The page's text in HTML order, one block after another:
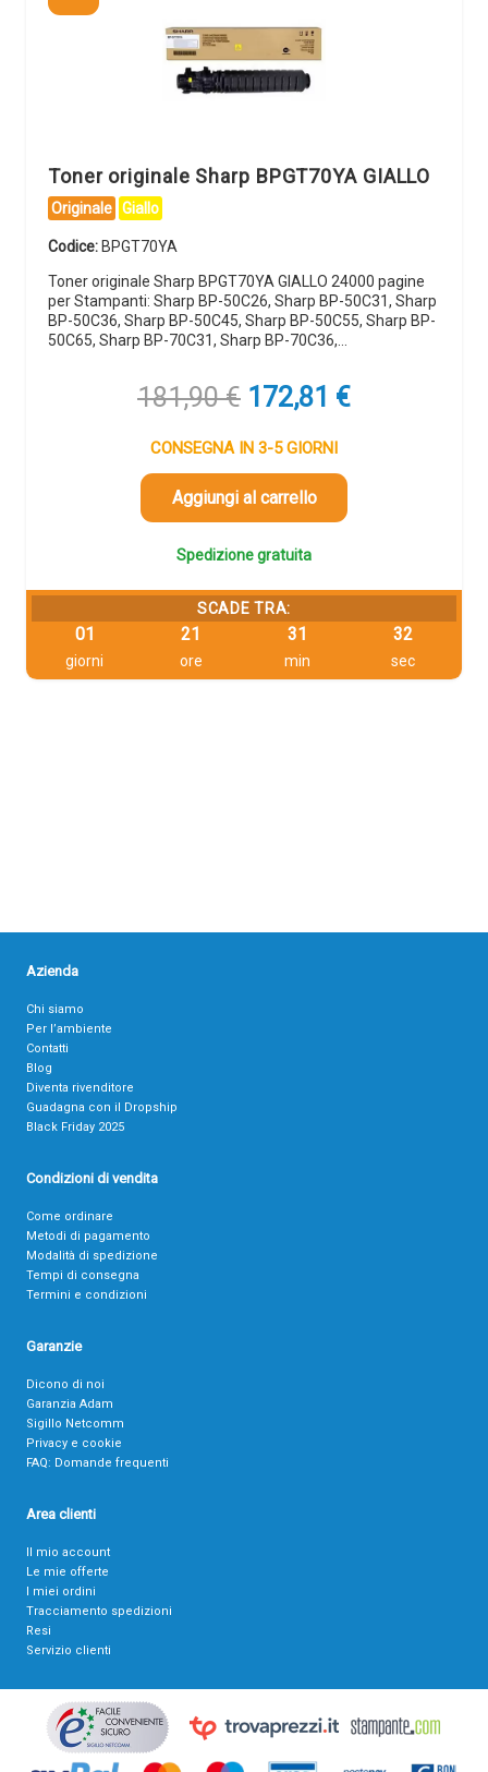
Toner originale Sharp BPGT70YA GIALLO
Originale Giallo
Codice: BPGT70YA
Toner originale Sharp BPGT70YA GIALLO 24000 pagine
per Stampanti: Sharp BP-50C26, Sharp BP-50C31, Sharp
BP-50C36, Sharp BP-50C45, Sharp BP-50C55, Sharp BP-
50C65, Sharp BP-70C31, Sharp BP-70C36,…
181,90€ Il
prezzo
originale
era:
181,90 €.
172,81 €Il
CONSEGNA IN 3-5 GIORNI
Aggiungi al carrello
Spedizione gratuita
SCADE TRA:
01
giorni
21
ore
31
min
32
sec
Azienda
Chi siamo
Per l’ambiente
Contatti
Blog
Diventa rivenditore
Guadagna con il Dropship
Black Friday 2025
Condizioni di vendita
Come ordinare
Metodi di pagamento
Modalità di spedizione
Tempi di consegna
Termini e condizioni
Garanzie
Dicono di noi
Garanzia Adam
Sigillo Netcomm
Privacy e cookie
FAQ: Domande frequenti
Area clienti
Il mio account
Le mie offerte
I miei ordini
Tracciamento spedizioni
Resi
Servizio clienti